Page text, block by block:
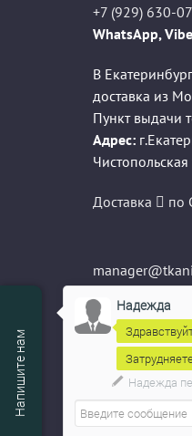
+7 (929) 630-
WhatsApp,
В
доставка из
Пункт выдачи
Адрес:
Доставка по
Напишите нам
Надежда
Надежда